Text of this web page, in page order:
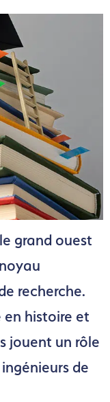
grand ouest
recherche.
en histoire et
jouent un rôle
de